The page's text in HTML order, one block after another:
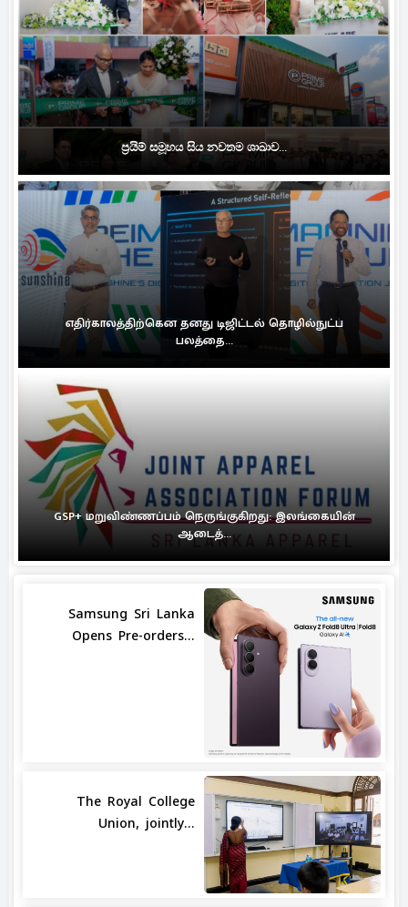
ප්‍රයිම් සමූහය සිය නවතම ශාඛාව...
எதிர்காலத்திற்கென தனது டிஜிட்டல் தொழில்நுட்ப
பலத்தை...
GSP+ மறுவிண்ணப்பம் நெருங்குகிறது: இலங்கையின்
ஆடைத்...
Samsung Sri Lanka
Opens Pre-orders...
The Royal College
Union, jointly...